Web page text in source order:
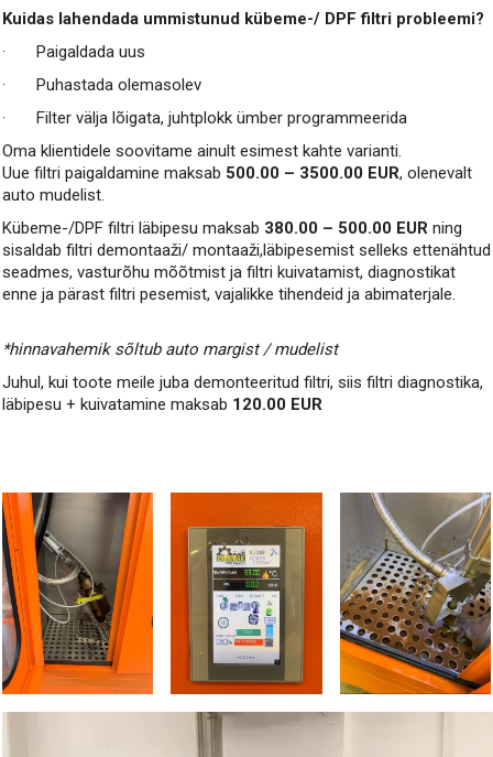
Kuidas lahendada ummistunud kübeme-/ DPF filtri probleemi?
· Paigaldada uus
· Puhastada olemasolev
· Filter välja lõigata, juhtplokk ümber programmeerida
Oma klientidele soovitame ainult esimest kahte varianti.
Uue filtri paigaldamine maksab 500.00 – 3500.00 EUR, olenevalt
auto mudelist.
Kübeme-/DPF filtri läbipesu maksab 380.00 – 500.00 EUR ning
sisaldab filtri demontaaži/ montaaži,läbipesemist selleks ettenähtud
seadmes, vasturõhu mõõtmist ja filtri kuivatamist, diagnostikat
enne ja pärast filtri pesemist, vajalikke tihendeid ja abimaterjale.
*hinnavahemik sõltub auto margist / mudelist
Juhul, kui toote meile juba demonteeritud filtri, siis filtri diagnostika,
läbipesu + kuivatamine maksab 120.00 EUR